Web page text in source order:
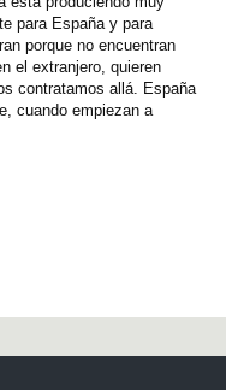
para España y para
porque no encuentran
el extranjero, quieren
contratamos allá. España
cuando empiezan a